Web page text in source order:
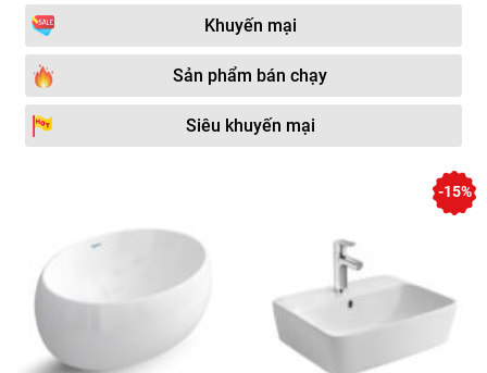
Chậu rửa lavabo Caesar Chậu rửa Lavabo PAFFONI
Chậu rửa lavabo
Chậu rửa lavabo màu đen
Chậu rửa lavabo Kohler Chậu rửa lavabo Moen
Chậu rửa Lavabo Bancoot
Chậu rửa mặt lavabo mạ
Chậu rửa lavabo Bravat
Lavabo hoa văn nghệ
Chậu rửa lavabo âm bàn
Chậu rửa Lavabo Viglacera Chậu rửa Lavabo Royal
Chậu rửa lavabo treo
tường
Chậu rửa lavabo dương
bàn
Khuyến mại
Sản phẩm bán chạy
Siêu khuyến mại
-15%